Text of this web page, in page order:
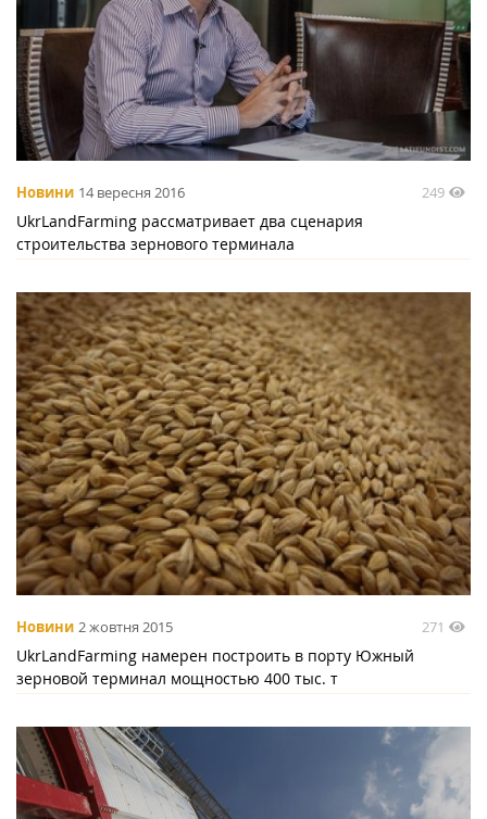
Новини 14 вересня 2016 249
UkrLandFarming рассматривает два сценария
строительства зернового терминала
Новини 2 жовтня 2015 271
UkrLandFarming намерен построить в порту Южный
зерновой терминал мощностью 400 тыс. т